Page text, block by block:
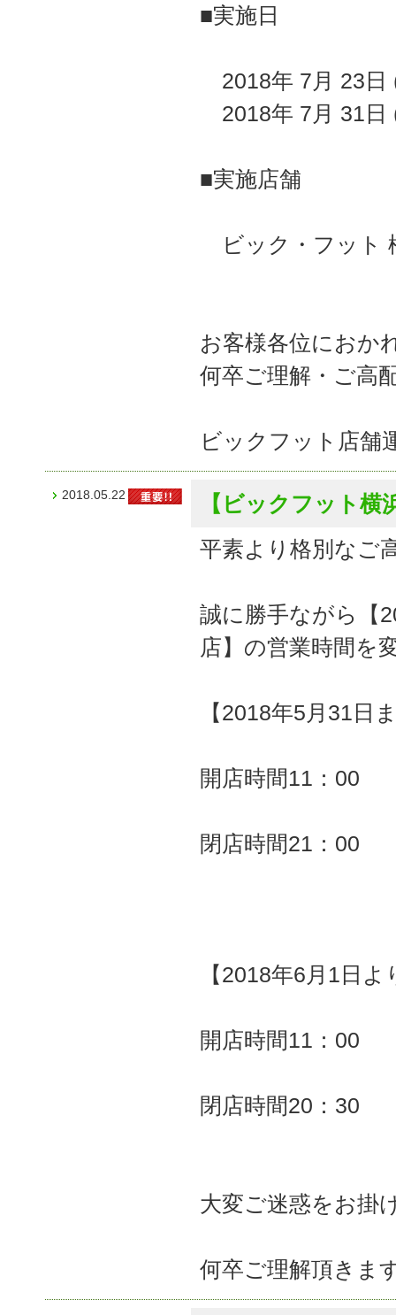
■実施日
2018年 7月 23日
2018年 7月 31日
■実施店舗
ビック・フット
お客様各位におか
何卒ご理解・ご高
ビックフット店舗
2018.05.22
【ビックフット
平素より格別なご
誠に勝手ながら【
店】の営業時間を
【2018年5月31日
開店時間11：00
閉店時間21：00
【2018年6月1日よ
開店時間
閉店時間20：30
大変ご迷惑をお掛
何卒ご理解頂きま